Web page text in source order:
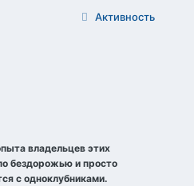
Активность
владельцев этих
бездорожью и просто
с одноклубниками.